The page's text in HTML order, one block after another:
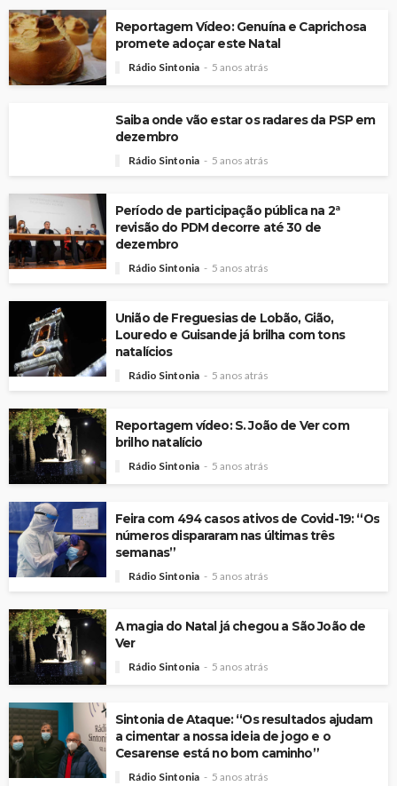
Reportagem Vídeo: Genuína e Caprichosa
promete adoçar este Natal
Rádio Sintonia 5 anos atrás
Saiba onde vão estar os radares da PSP em
dezembro
Rádio Sintonia 5 anos atrás
Período de participação pública na 2ª
revisão do PDM decorre até 30 de
dezembro
Rádio Sintonia 5 anos atrás
União de Freguesias de Lobão, Gião,
Louredo e Guisande já brilha com tons
natalícios
Rádio Sintonia 5 anos atrás
Reportagem vídeo: S. João de Ver com
brilho natalício
Rádio Sintonia 5 anos atrás
Feira com 494 casos ativos de Covid-19: “Os
números dispararam nas últimas três
semanas”
Rádio Sintonia 5 anos atrás
A magia do Natal já chegou a São João de
Ver
Rádio Sintonia 5 anos atrás
Sintonia de Ataque: “Os resultados ajudam
a cimentar a nossa ideia de jogo e o
Cesarense está no bom caminho”
Rádio Sintonia 5 anos atrás